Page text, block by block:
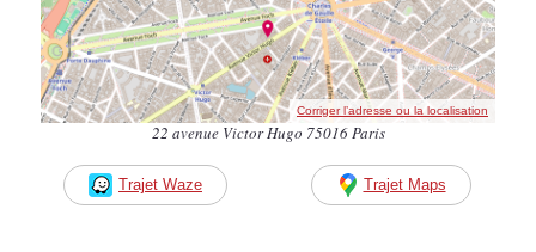
Corriger l’adresse ou la localisation
22 avenue Victor Hugo 75016 Paris
Trajet Waze Trajet Maps